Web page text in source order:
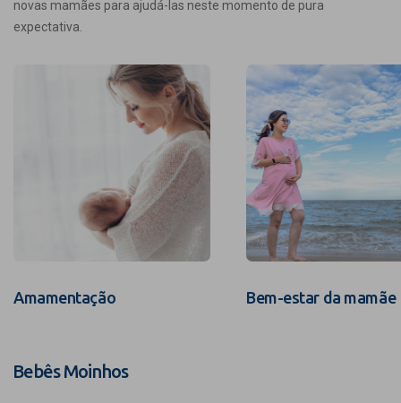
novas mamães para ajudá-las neste momento de pura
expectativa.
Amamentação Bem-estar da mamãe
Bebês Moinhos